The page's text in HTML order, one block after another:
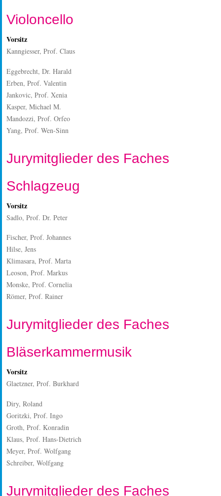
Violoncello
Vorsitz
Kanngiesser, Prof. Claus
Eggebrecht, Dr. Harald
Erben, Prof. Valentin
Jankovic, Prof. Xenia
Kasper, Michael M.
Mandozzi, Prof. Orfeo
Yang, Prof. Wen-Sinn
Jurymitglieder des Faches
Schlagzeug
Vorsitz
Sadlo, Prof. Dr. Peter
Fischer, Prof. Johannes
Hilse, Jens
Klimasara, Prof. Marta
Leoson, Prof. Markus
Monske, Prof. Cornelia
Römer, Prof. Rainer
Jurymitglieder des Faches
Bläserkammermusik
Vorsitz
Glaetzner, Prof. Burkhard
Diry, Roland
Goritzki, Prof. Ingo
Groth, Prof. Konradin
Klaus, Prof. Hans-Dietrich
Meyer, Prof. Wolfgang
Schreiber, Wolfgang
Jurymitglieder des Faches